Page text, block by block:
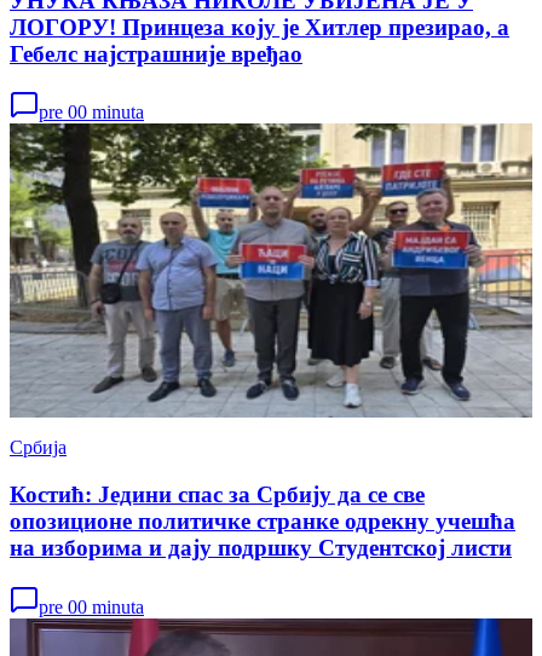
ЛОГОРУ! Принцеза коју је Хитлер презирао, а
Гебелс најстрашније вређао
pre 00 minuta
Србија
Костић: Једини спас за Србију да се све
опозиционе политичке странке одрекну учешћа
на изборима и дају подршку Студентској листи
pre 00 minuta